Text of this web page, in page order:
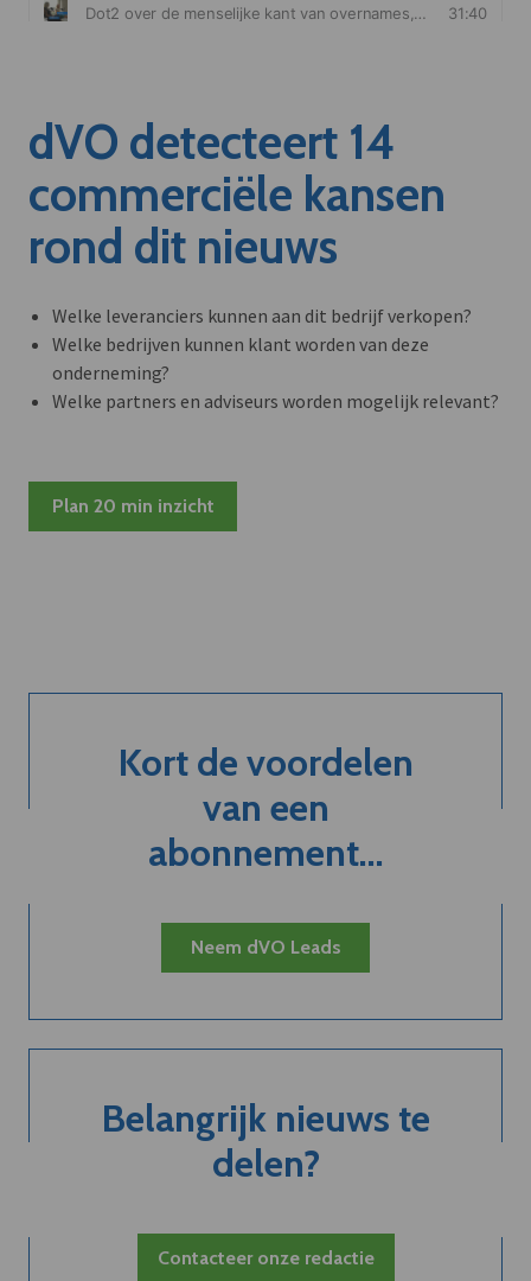
dVO detecteert 14
commerciële kansen
rond dit nieuws
Welke leveranciers kunnen aan dit bedrijf verkopen?
Welke bedrijven kunnen klant worden van deze
onderneming?
Welke partners en adviseurs worden mogelijk relevant?
Plan 20 min inzicht
Kort de voordelen
van een
abonnement...
Neem dVO Leads
Belangrijk nieuws te
delen?
Contacteer onze redactie